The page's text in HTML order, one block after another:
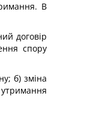
В
договір
спору
б) зміна